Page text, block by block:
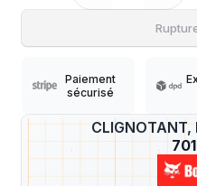
CLIGNOTANT,
Paiement
sécurisé